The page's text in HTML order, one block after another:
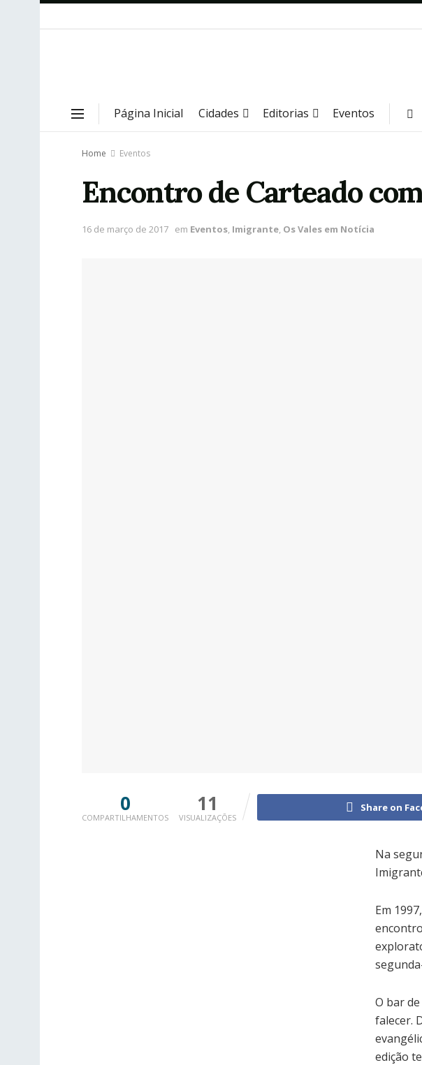
Página Inicial Cidades Editorias Eventos
Home Eventos
Encontro de Carteado
16 de março de 2017 em Eventos, Imigrante, Os Vales em Notícia
0
COMPARTILHAMENTOS
11
VISUALIZAÇÕES
Share on
Na
Em
O bar
falecer.
edição